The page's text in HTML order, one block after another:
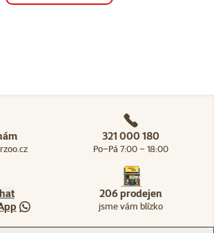
321 000 180
Po–Pá 7:00 – 18:00
206 prodejen
jsme vám blízko